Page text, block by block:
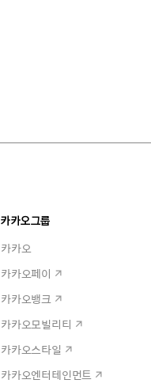
카카오그룹
카카오
카카오페이
카카오뱅크
카카오모빌리티
카카오스타일
카카오엔터테인먼트